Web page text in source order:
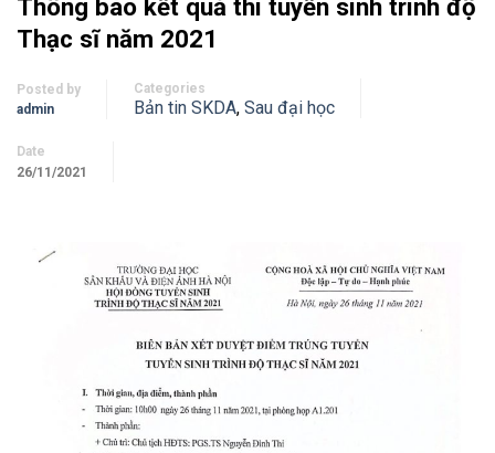
Thông báo kết quả thi tuyển sinh trình độ
Thạc sĩ năm 2021
Posted by
admin
Categories
Bản tin SKDA, Sau đại học
Date
26/11/2021